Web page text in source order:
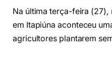
Na última terça-feira
em Itapiúna aconteceu
agricultores plantarem